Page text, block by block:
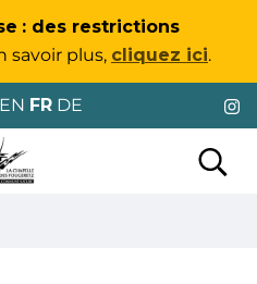
: des restrictions
savoir plus, cliquez ici.
EN FR DE
La Chapelle-des-